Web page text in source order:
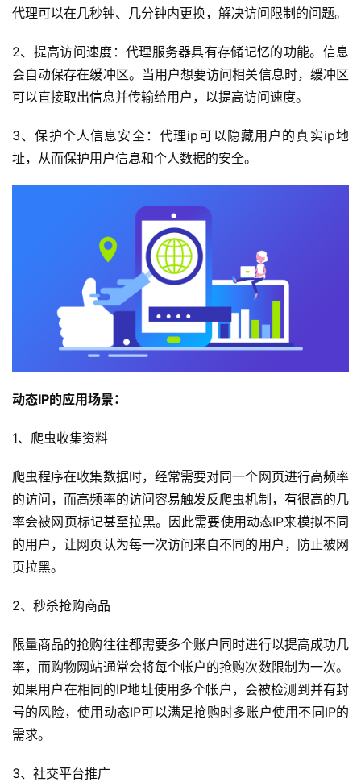
代理可以在几秒钟、几分钟内更换，解决访问限制的问题。
2、提高访问速度：代理服务器具有存储记忆的功能。信息
会自动保存在缓冲区。当用户想要访问相关信息时，缓冲区
可以直接取出信息并传输给用户，以提高访问速度。
3、保护个人信息安全：代理ip可以隐藏用户的真实ip地
址，从而保护用户信息和个人数据的安全。
动态IP的应用场景：
1、爬虫收集资料
爬虫程序在收集数据时，经常需要对同一个网页进行高频率
的访问，而高频率的访问容易触发反爬虫机制，有很高的几
率会被网页标记甚至拉黑。因此需要使用动态IP来模拟不同
的用户，让网页认为每一次访问来自不同的用户，防止被网
页拉黑。
2、秒杀抢购商品
限量商品的抢购往往都需要多个账户同时进行以提高成功几
率，而购物网站通常会将每个帐户的抢购次数限制为一次。
如果用户在相同的IP地址使用多个帐户，会被检测到并有封
号的风险，使用动态IP可以满足抢购时多账户使用不同IP的
需求。
3、社交平台推广